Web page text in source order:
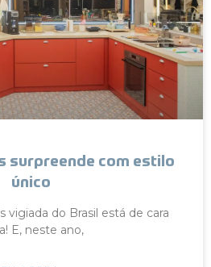
surpreende com estilo
único
vigiada do Brasil está de cara
E, neste ano,